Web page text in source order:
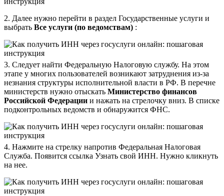
2. Далее нужно перейти в раздел Государственные услуги и
выбрать Все услуги (по ведомствам) :
3. Следует найти Федеральную Налоговую службу. На этом
этапе у многих пользователей возникают затруднения из-за
незнания структуры исполнительной власти в РФ. В перечне
министерств нужно отыскать Министерство финансов
Российской Федерации и нажать на стрелочку вниз. В списке
подконтрольных ведомств и обнаружится ФНС.
4. Нажмите на стрелку напротив Федеральная Налоговая
Служба. Появится ссылка Узнать свой ИНН. Нужно кликнуть
на нее.